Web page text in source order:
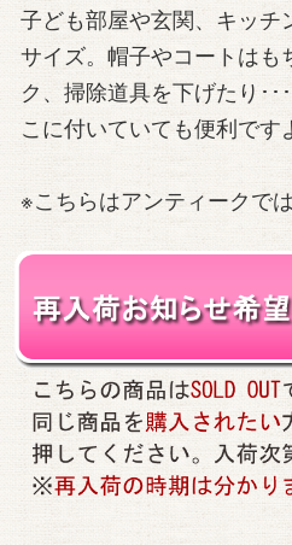
子ども部屋や玄関、キッチ
サイズ。帽子やコートはも
ク、掃除道具を下げたり･
こに付いていても便利です
※こちらはアンティークで